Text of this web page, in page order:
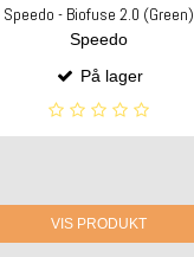
Speedo - Biofuse 2.0 (Green)
Speedo
På lager
VIS PRODUKT